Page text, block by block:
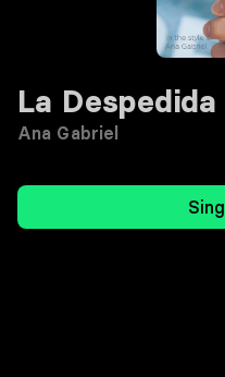
La Despedida
Ana Gabriel
Sing